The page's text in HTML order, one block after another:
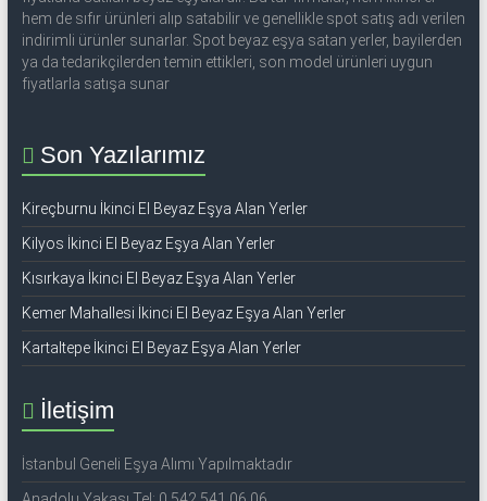
53
50
İkinci
beyaz
eşya
olarak
buzdolabı,
çamaşır
makinesi,
bulaşık
makinesi,
derin
klima
ve
kombi
alınır.
hem de sıfır ürünleri alıp satabilir ve genellikle spot satış adı verilen
indirimli ürünler sunarlar. Spot beyaz eşya satan yerler, bayilerden
ya da tedarikçilerden temin ettikleri, son model ürünleri uygun
fiyatlarla satışa sunar
Son Yazılarımız
Kireçburnu İkinci El Beyaz Eşya Alan Yerler
Kilyos İkinci El Beyaz Eşya Alan Yerler
Kısırkaya İkinci El Beyaz Eşya Alan Yerler
Kemer Mahallesi İkinci El Beyaz Eşya Alan Yerler
Kartaltepe İkinci El Beyaz Eşya Alan Yerler
İletişim
İstanbul Geneli Eşya Alımı Yapılmaktadır